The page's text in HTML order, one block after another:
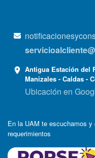
Antigua Estación del
Manizales - Caldas -
Ubicación en
En la UAM te escuchamos
requerimientos